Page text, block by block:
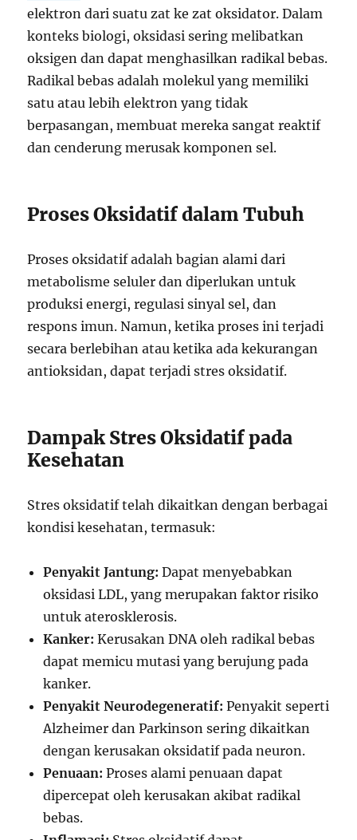
elektron dari suatu zat ke zat oksidator. Dalam
konteks biologi, oksidasi sering melibatkan
oksigen dan dapat menghasilkan radikal bebas.
Radikal bebas adalah molekul yang memiliki
satu atau lebih elektron yang tidak
berpasangan, membuat mereka sangat reaktif
dan cenderung merusak komponen sel.
Proses Oksidatif dalam Tubuh
Proses oksidatif adalah bagian alami dari
metabolisme seluler dan diperlukan untuk
produksi energi, regulasi sinyal sel, dan
respons imun. Namun, ketika proses ini terjadi
secara berlebihan atau ketika ada kekurangan
antioksidan, dapat terjadi stres oksidatif.
Dampak Stres Oksidatif pada
Kesehatan
Stres oksidatif telah dikaitkan dengan berbagai
kondisi kesehatan, termasuk:
Penyakit Jantung: Dapat menyebabkan
oksidasi LDL, yang merupakan faktor risiko
untuk aterosklerosis.
Kanker: Kerusakan DNA oleh radikal bebas
dapat memicu mutasi yang berujung pada
kanker.
Penyakit Neurodegeneratif: Penyakit seperti
Alzheimer dan Parkinson sering dikaitkan
dengan kerusakan oksidatif pada neuron.
Penuaan: Proses alami penuaan dapat
dipercepat oleh kerusakan akibat radikal
bebas.